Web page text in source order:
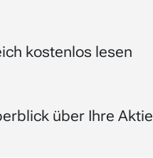
kostenlos lesen
über Ihre Aktie